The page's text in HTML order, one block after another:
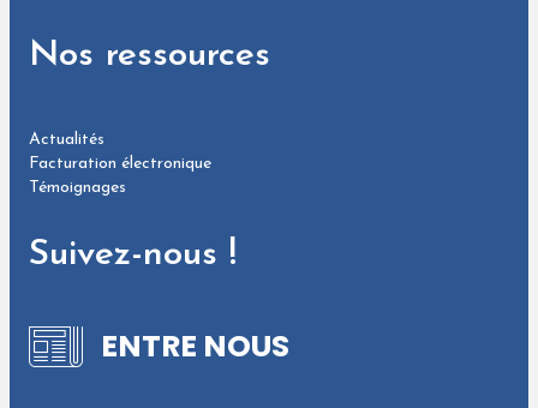
Nos ressources
Actualités
Facturation électronique
Témoignages
Suivez-nous !
ENTRE NOUS